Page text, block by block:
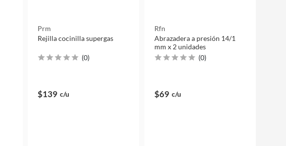
Prm
Rejilla cocinilla supergas
(0)
$139 c/u
Rfn
Abrazadera a presión 14/1
mm x 2 unidades
(0)
$69 c/u